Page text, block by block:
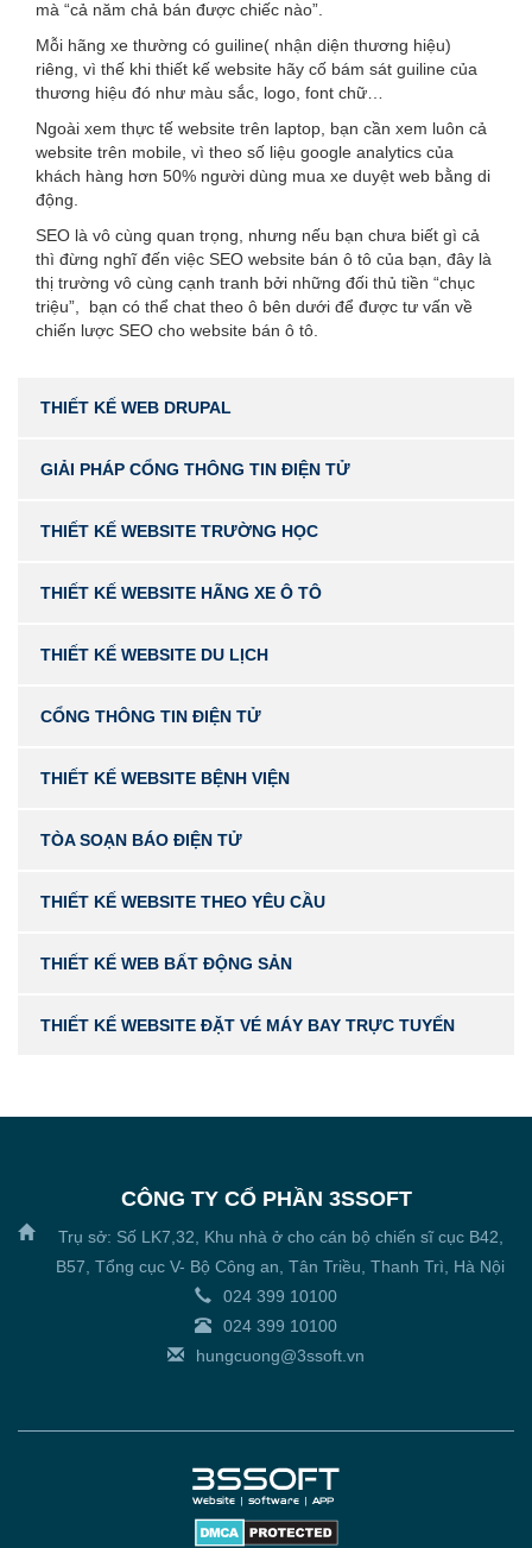
mà “cả năm chả bán được chiếc nào”.
Mỗi hãng xe thường có guiline( nhận diện thương hiệu)
riêng, vì thế khi thiết kế website hãy cố bám sát guiline của
thương hiệu đó như màu sắc, logo, font chữ…
Ngoài xem thực tế website trên laptop, bạn cần xem luôn cả
website trên mobile, vì theo số liệu google analytics của
khách hàng hơn 50% người dùng mua xe duyệt web bằng di
động.
SEO là vô cùng quan trọng, nhưng nếu bạn chưa biết gì cả
thì đừng nghĩ đến việc SEO website bán ô tô của bạn, đây là
thị trường vô cùng cạnh tranh bởi những đối thủ tiền “chục
triệu”, bạn có thể chat theo ô bên dưới để được tư vấn về
chiến lược SEO cho website bán ô tô.
THIẾT KẾ WEB DRUPAL
GIẢI PHÁP CỔNG THÔNG TIN ĐIỆN TỬ
THIẾT KẾ WEBSITE TRƯỜNG HỌC
THIẾT KẾ WEBSITE HÃNG XE Ô TÔ
THIẾT KẾ WEBSITE DU LỊCH
CỔNG THÔNG TIN ĐIỆN TỬ
THIẾT KẾ WEBSITE BỆNH VIỆN
TÒA SOẠN BÁO ĐIỆN TỬ
THIẾT KẾ WEBSITE THEO YÊU CẦU
THIẾT KẾ WEB BẤT ĐỘNG SẢN
THIẾT KẾ WEBSITE ĐẶT VÉ MÁY BAY TRỰC TUYẾN
CÔNG TY CỔ PHẦN 3SSOFT
Trụ sở: Số LK7,32, Khu nhà ở cho cán bộ chiến sĩ cục B42,
B57, Tổng cục V- Bộ Công an, Tân Triều, Thanh Trì, Hà Nội
024 399 10100
024 399 10100
hungcuong@3ssoft.vn